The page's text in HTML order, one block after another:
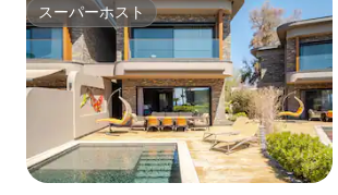
スーパーホスト
スーパーホスト